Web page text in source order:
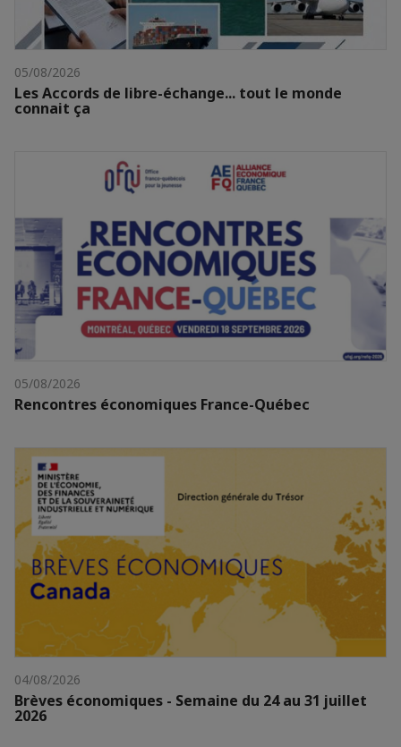
05/08/2026
Les Accords de libre-échange... tout le monde
connait ça
05/08/2026
Rencontres économiques France-Québec
04/08/2026
Brèves économiques - Semaine du 24 au 31 juillet
2026